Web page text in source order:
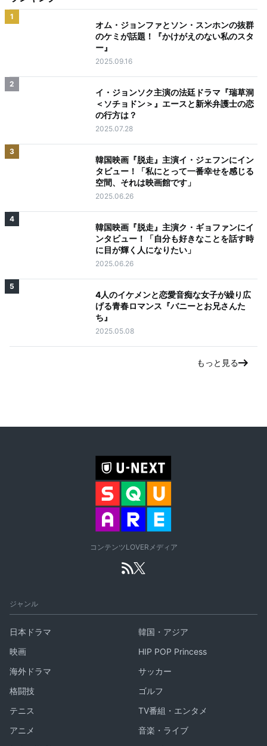
1
オム・ジョンファとソン・スンホンの抜群
のケミが話題！『かけがえのない私のスタ
ー』
2025.09.16
2
イ・ジョンソク主演の法廷ドラマ『瑞草洞
＜ソチョドン＞』エースと新米弁護士の恋
の行方は？
2025.07.28
3
韓国映画『脱走』主演イ・ジェフンにイン
タビュー！「私にとって一番幸せを感じる
空間、それは映画館です」
2025.06.26
4
韓国映画『脱走』主演ク・ギョファンにイ
ンタビュー！「自分も好きなことを話す時
に目が輝く人になりたい」
2025.06.26
5
4人のイケメンと恋愛音痴な女子が繰り広
げる青春ロマンス『バニーとお兄さんた
ち』
2025.05.08
もっと見る
コンテンツLOVERメディア
ジャンル
日本ドラマ
韓国・アジア
映画
HIP POP Princess
海外ドラマ
サッカー
格闘技
ゴルフ
テニス
TV番組・エンタメ
アニメ
音楽・ライブ